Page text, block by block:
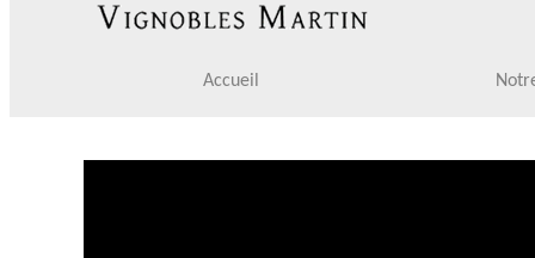
Accueil